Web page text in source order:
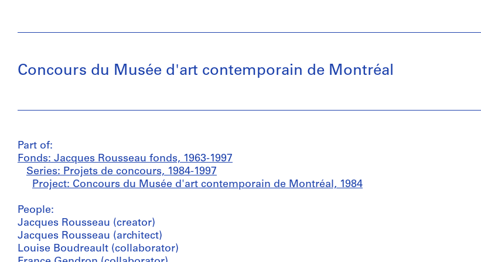
Concours du Musée d'art contemporain de Montréal
Part of:
Fonds: Jacques Rousseau fonds, 1963-1997
Series: Projets de concours, 1984-1997
Project: Concours du Musée d'art contemporain de Montréal, 1984
People:
Jacques Rousseau (creator)
Jacques Rousseau (architect)
Louise Boudreault (collaborator)